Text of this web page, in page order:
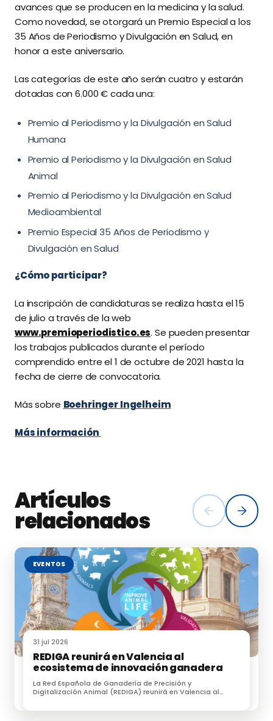
avances que se producen en la medicina y la salud.
Como novedad, se otorgará un Premio Especial a los
35 Años de Periodismo y Divulgación en Salud, en
honor a este aniversario.
Las categorías de este año serán cuatro y estarán
dotadas con 6.000 € cada una:
Premio al Periodismo y la Divulgación en Salud
Humana
Premio al Periodismo y la Divulgación en Salud
Animal
Premio al Periodismo y la Divulgación en Salud
Medioambiental
Premio Especial 35 Años de Periodismo y
Divulgación en Salud
¿Cómo participar?
La inscripción de candidaturas se realiza hasta el 15
de julio a través de la web
www.premioperiodistico.es. Se pueden presentar
los trabajos publicados durante el período
comprendido entre el 1 de octubre de 2021 hasta la
fecha de cierre de convocatoria.
Más sobre Boehringer Ingelheim
Más información
Artículos
relacionados
EVENTOS
31 jul 2026
REDIGA reunirá en Valencia al
ecosistema de innovación ganadera
La Red Española de Ganadería de Precisión y
Digitalización Animal (REDIGA) reunirá en Valencia al